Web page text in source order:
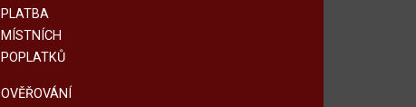
PLATBA
MÍSTNÍCH
POPLATKŮ
OVĚŘOVÁNÍ